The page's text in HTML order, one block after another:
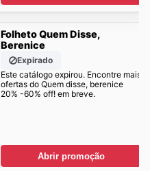
Folheto Quem Disse,
Berenice
Expirado
Este catálogo expirou. Encontre mais
ofertas do Quem disse, berenice
20% -60% off! em breve.
Abrir promoção